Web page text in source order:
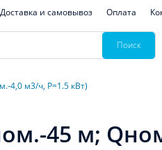
Доставка и самовывоз Оплата
Поиск
4,0 м3/ч, P=1.5 кВт)
45 м;